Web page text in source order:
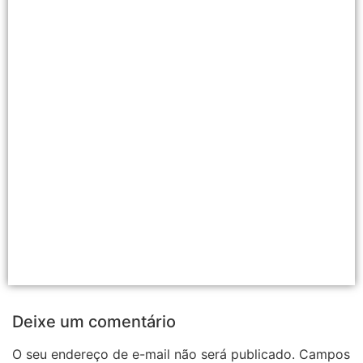
Deixe um comentário
O seu endereço de e-mail não será publicado. Campos